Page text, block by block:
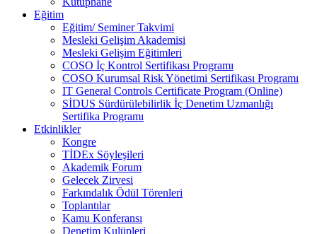
Eğitim
Eğitim/ Seminer Takvimi
Mesleki Gelişim Akademisi
Mesleki Gelişim Eğitimleri
COSO İç Kontrol Sertifikası Programı
COSO Kurumsal Risk Yönetimi Sertifikası Programı
IT General Controls Certificate Program (Online)
SİDUS Sürdürülebilirlik İç Denetim Uzmanlığı
Sertifika Programı
Etkinlikler
Kongre
TİDEx Söyleşileri
Akademik Forum
Gelecek Zirvesi
Farkındalık Ödül Törenleri
Toplantılar
Kamu Konferansı
Denetim Kulüpleri